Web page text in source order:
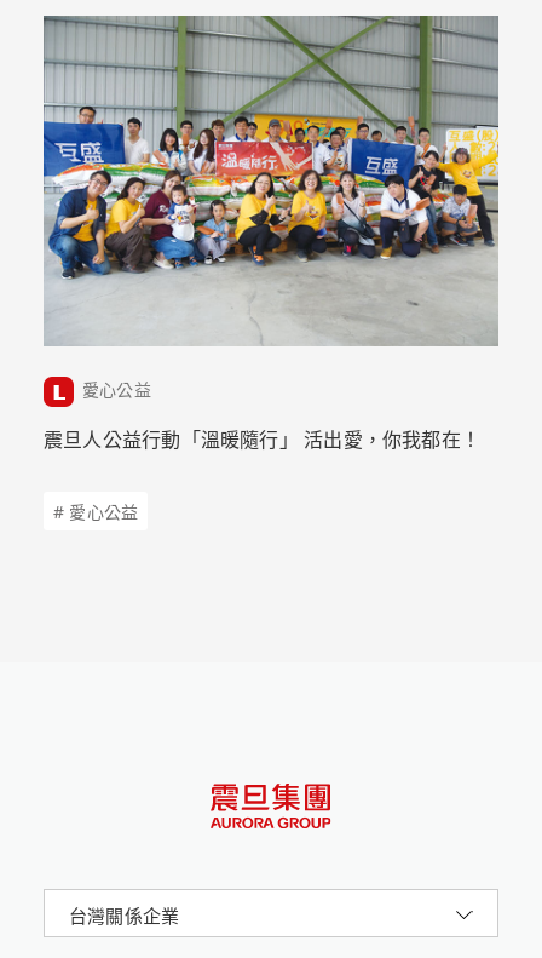
愛心公益
震旦人公益行動「溫暖隨行」 活出愛，你我都在！
# 愛心公益
台灣關係企業